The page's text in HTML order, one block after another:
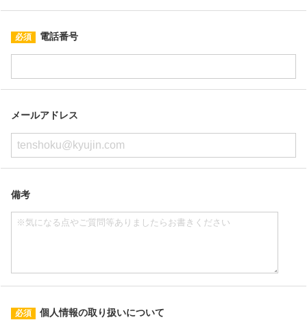
電話番号
メールアドレス
備考
個人情報の取り扱いについて